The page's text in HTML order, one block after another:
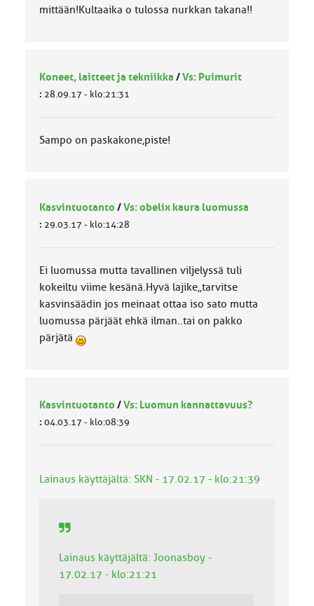
mittään!Kultaaika o tulossa nurkkan takana!!
Koneet, laitteet ja tekniikka /Vs: Puimurit
: 28.09.17 - klo:21:31
Sampo on paskakone,piste!
Kasvintuotanto /Vs: obelix kaura luomussa
: 29.03.17 - klo:14:28
Ei luomussa mutta tavallinen viljelyssä tuli
kokeiltu viime kesänä.Hyvä lajike,,tarvitse
kasvinsäädin jos meinaat ottaa iso sato mutta
luomussa pärjäät ehkä ilman..tai on pakko
pärjätä
Kasvintuotanto /Vs: Luomun kannattavuus?
: 04.03.17 - klo:08:39
Lainaus käyttäjältä: SKN - 17.02.17 - klo:21:39
Lainaus käyttäjältä: Joonasboy -
17.02.17 - klo:21:21